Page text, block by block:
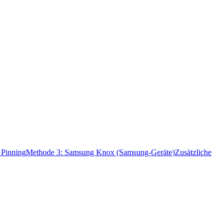
Methode 3: Samsung Knox (Samsung-Geräte)Zusätzliche